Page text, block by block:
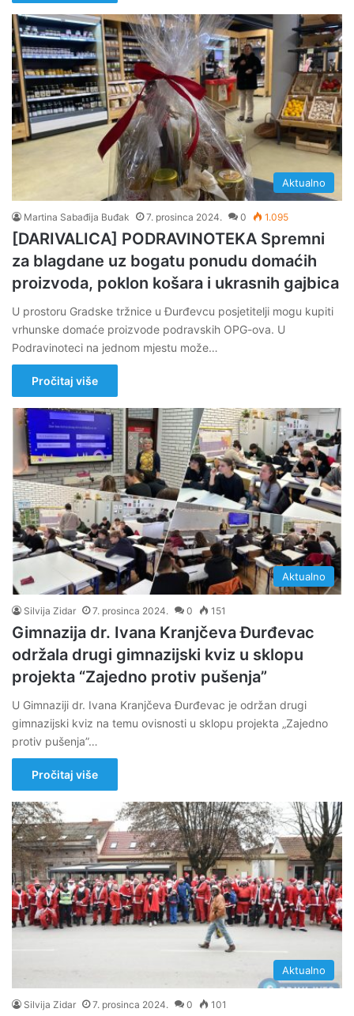
Aktualno
Martina Sabađija Buđak 7. prosinca 2024. 0 1.095
[DARIVALICA] PODRAVINOTEKA Spremni
za blagdane uz bogatu ponudu domaćih
proizvoda, poklon košara i ukrasnih gajbica
U prostoru Gradske tržnice u Đurđevcu posjetitelji mogu kupiti
vrhunske domaće proizvode podravskih OPG-ova. U
Podravinoteci na jednom mjestu može…
Pročitaj više
Aktualno
Silvija Zidar 7. prosinca 2024. 0 151
Gimnazija dr. Ivana Kranjčeva Đurđevac
održala drugi gimnazijski kviz u sklopu
projekta “Zajedno protiv pušenja”
U Gimnaziji dr. Ivana Kranjčeva Đurđevac je održan drugi
gimnazijski kviz na temu ovisnosti u sklopu projekta „Zajedno
protiv pušenja”…
Pročitaj više
Aktualno
Silvija Zidar 7. prosinca 2024. 0 101